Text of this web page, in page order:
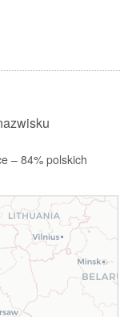
– 84% polskich